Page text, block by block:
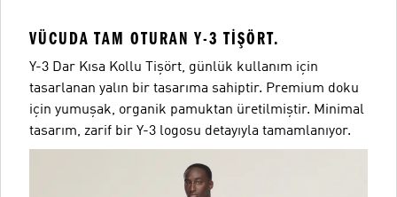
VÜCUDA TAM OTURAN Y-3 TIŞÖRT.
Y-3 Dar Kısa Kollu Tişört, günlük kullanım için
tasarlanan yalın bir tasarıma sahiptir. Premium doku
için yumuşak, organik pamuktan üretilmiştir. Minimal
tasarım, zarif bir Y-3 logosu detayıyla tamamlanıyor.